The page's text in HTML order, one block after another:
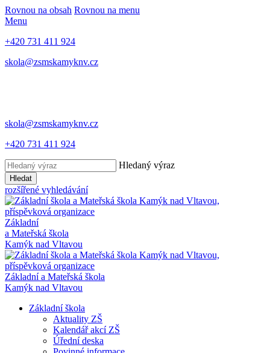
Rovnou na obsah Rovnou na menu
Menu
+420 731 411 924
skola@zsmskamyknv.cz
skola@zsmskamyknv.cz
+420 731 411 924
Hledaný výraz
Hledat
rozšířené vyhledávání
Základní
a Mateřská škola
Kamýk nad Vltavou
Základní a Mateřská škola
Kamýk nad Vltavou
Základní škola
Aktuality ZŠ
Kalendář akcí ZŠ
Úřední deska